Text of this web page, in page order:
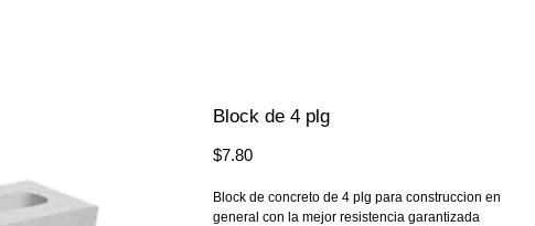
Block de 4 plg
$7.80Precio
Block de concreto de 4 plg para construccion en
general con la mejor resistencia garantizada